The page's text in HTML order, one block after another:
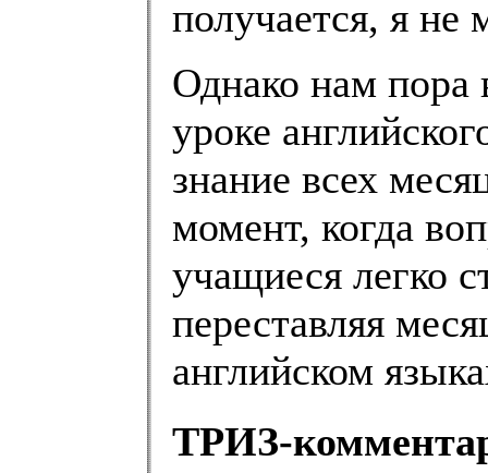
получается, я не
Однако нам пора
уроке
знание всех
момент, когда
учащиеся легко
переставляя
английском
ТРИЗ-